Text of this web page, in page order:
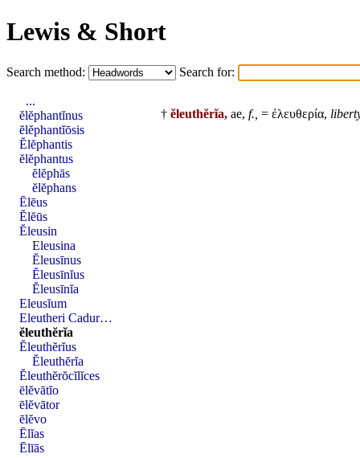
Lewis & Short
Search method: Search for:
† ĕleuthĕrĭa, ae, f., = ἐλευθερία,
...
ĕlĕphantĭnus
ĕlĕphantĭōsis
Ĕlĕphantis
ĕlĕphantus
ĕlĕphās
ĕlĕphans
Ēlēus
Ĕlĕūs
Ĕleusin
Eleusina
Ĕleusīnus
Ĕleusīnĭus
Ĕleusīnĭa
Eleusĭum
Eleutheri Cadur…
ĕleuthĕrĭa
Ĕleuthĕrĭus
Ĕleuthĕrĭa
Ĕleuthĕrŏcĭlĭces
ēlĕvātĭo
ēlĕvātor
ēlĕvo
Ēlĭas
Ēlīās